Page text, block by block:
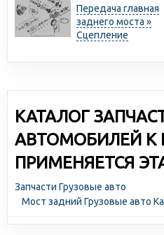
Передача главная
заднего моста »
Сцепление
КАТАЛОГ
АВТОМОБИЛЕЙ К
ПРИМЕНЯЕТСЯ
Запчасти Грузовые авто
Мост задний Грузовые авто